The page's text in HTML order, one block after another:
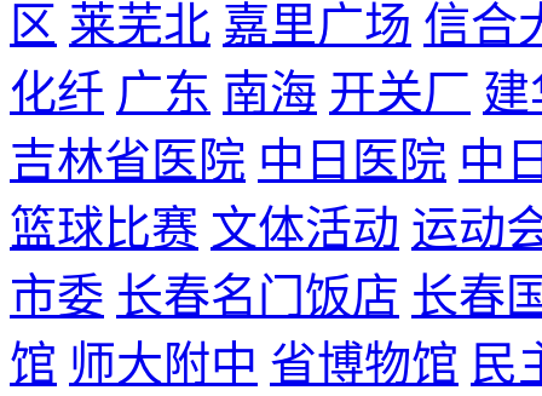
区 莱芜北 嘉里广场 信合
化纤 广东 南海 开关厂 建
吉林省医院 中日医院 中
篮球比赛 文体活动 运动
市委 长春名门饭店 长春
馆 师大附中 省博物馆 民